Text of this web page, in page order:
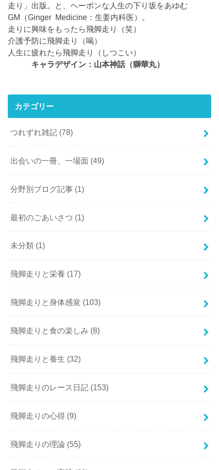
走り」出版。と、ヘーボンな人生の下り坂をあゆむ
GM（Ginger Medicine：生姜内科医）。
走りに興味をもったら飛脚走り（笑）
介護予防に飛脚走り（喝）
人生に疲れたら飛脚走り（しつこい）
キャラデザイン：山本神話（獅華丸）
カテゴリー
つれずれ雑記 (78)
出会いの一冊、一場面 (49)
分野別ブログ記事 (1)
最初のごあいさつ (1)
未分類 (1)
飛脚走りと栄養 (17)
飛脚走りと身体感覚 (103)
飛脚走りと食の楽しみ (8)
飛脚走りと養生 (32)
飛脚走りのレース日記 (153)
飛脚走りの心得 (9)
飛脚走りの理論 (55)